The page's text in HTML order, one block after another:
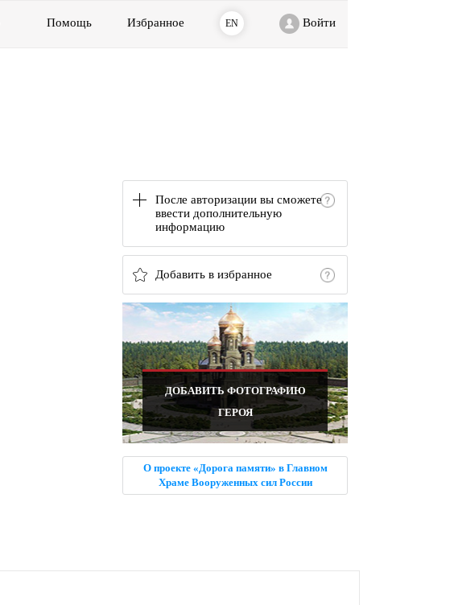
Помощь Избранное EN Войти
После авторизации вы сможете
ввести дополнительную
информацию
Добавить в избранное
ДОБАВИТЬ ФОТОГРАФИЮ
ГЕРОЯ
О проекте «Дорога памяти» в Главном
Храме Вооруженных сил России